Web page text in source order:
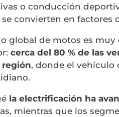
o conducción
se convierten en factores
global de motos es
cerca del 80 % de las
región, donde el
la electrificación ha
mientras que los